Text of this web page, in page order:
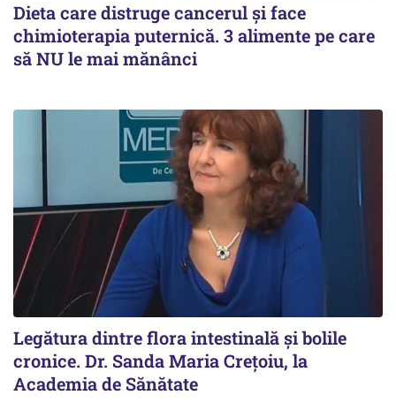
Dieta care distruge cancerul și face
chimioterapia puternică. 3 alimente pe care
să NU le mai mănânci
Legătura dintre flora intestinală și bolile
cronice. Dr. Sanda Maria Crețoiu, la
Academia de Sănătate